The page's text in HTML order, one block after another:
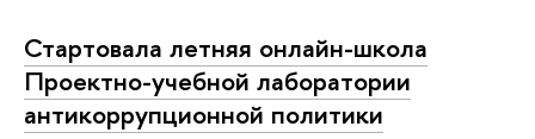
Стартовала летняя онлайн-школа
Проектно-учебной лаборатории
антикоррупционной политики